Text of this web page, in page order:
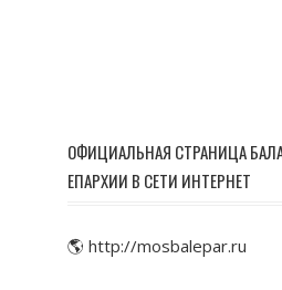
ОФИЦИАЛЬНАЯ СТРАНИЦА
ЕПАРХИИ В СЕТИ ИНТЕРНЕТ
🌎 http://mosbalepar.ru